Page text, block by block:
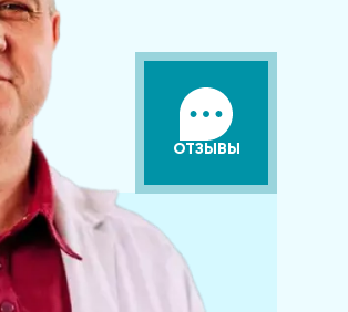
ОТЗЫВЫ